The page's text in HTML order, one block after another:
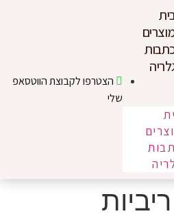
הצטרפו לקבוצת הווטסאפ
שלי